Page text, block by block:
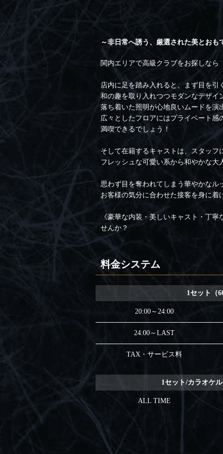
～非日常へ誘う、厳選された美とおも
関内エリアで高級クラブをお探しな
店内に足を踏み入れると、まず目を
和の趣を取り入れつつモダンなデザ
落ち着いた照明が心地良いムードを演
広々としたフロアにはプライベート
満喫できるでしょう！
そして在籍するキャストは、スタッ
フレッシュな可愛い系から和やかな
思わず目を奪われてしまう華やかな
お客様の気分に合わせた接客を身に
《豪華な内装・美しいキャスト・丁
せんか？
料金システム
1セット（
20:00～24:00
24:00～LAST
TAX・サービス料
1セット/カラオケ
ALL TIME